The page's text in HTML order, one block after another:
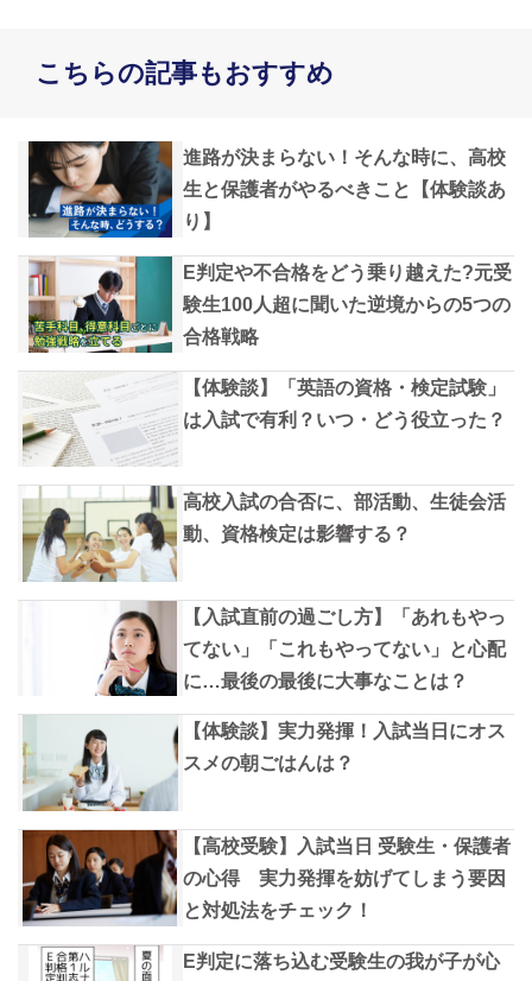
こちらの記事もおすすめ
進路が決まらない！そんな時に、高校
生と保護者がやるべきこと【体験談あ
り】
E判定や不合格をどう乗り越えた?元受
験生100人超に聞いた逆境からの5つの
合格戦略
【体験談】「英語の資格・検定試験」
は入試で有利？いつ・どう役立った？
高校入試の合否に、部活動、生徒会活
動、資格検定は影響する？
【入試直前の過ごし方】「あれもやっ
てない」「これもやってない」と心配
に…最後の最後に大事なことは？
【体験談】実力発揮！入試当日にオス
スメの朝ごはんは？
【高校受験】入試当日 受験生・保護者
の心得 実力発揮を妨げてしまう要因
と対処法をチェック！
E判定に落ち込む受験生の我が子が心